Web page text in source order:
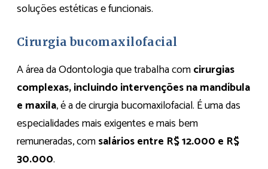
soluções estéticas e funcionais.
Cirurgia bucomaxilofacial
A área da Odontologia que trabalha comcirurgias
complexas, incluindo intervenções na mandíbula
e maxila, é a de cirurgia bucomaxilofacial. É uma das
especialidades mais exigentes e mais bem
remuneradas, comsalários entre R$ 12.000 e R$
30.000.